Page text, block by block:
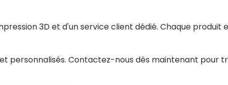
3D et d'un service client dédié. Chaque produit
personnalisés. Contactez-nous dès maintenant pour